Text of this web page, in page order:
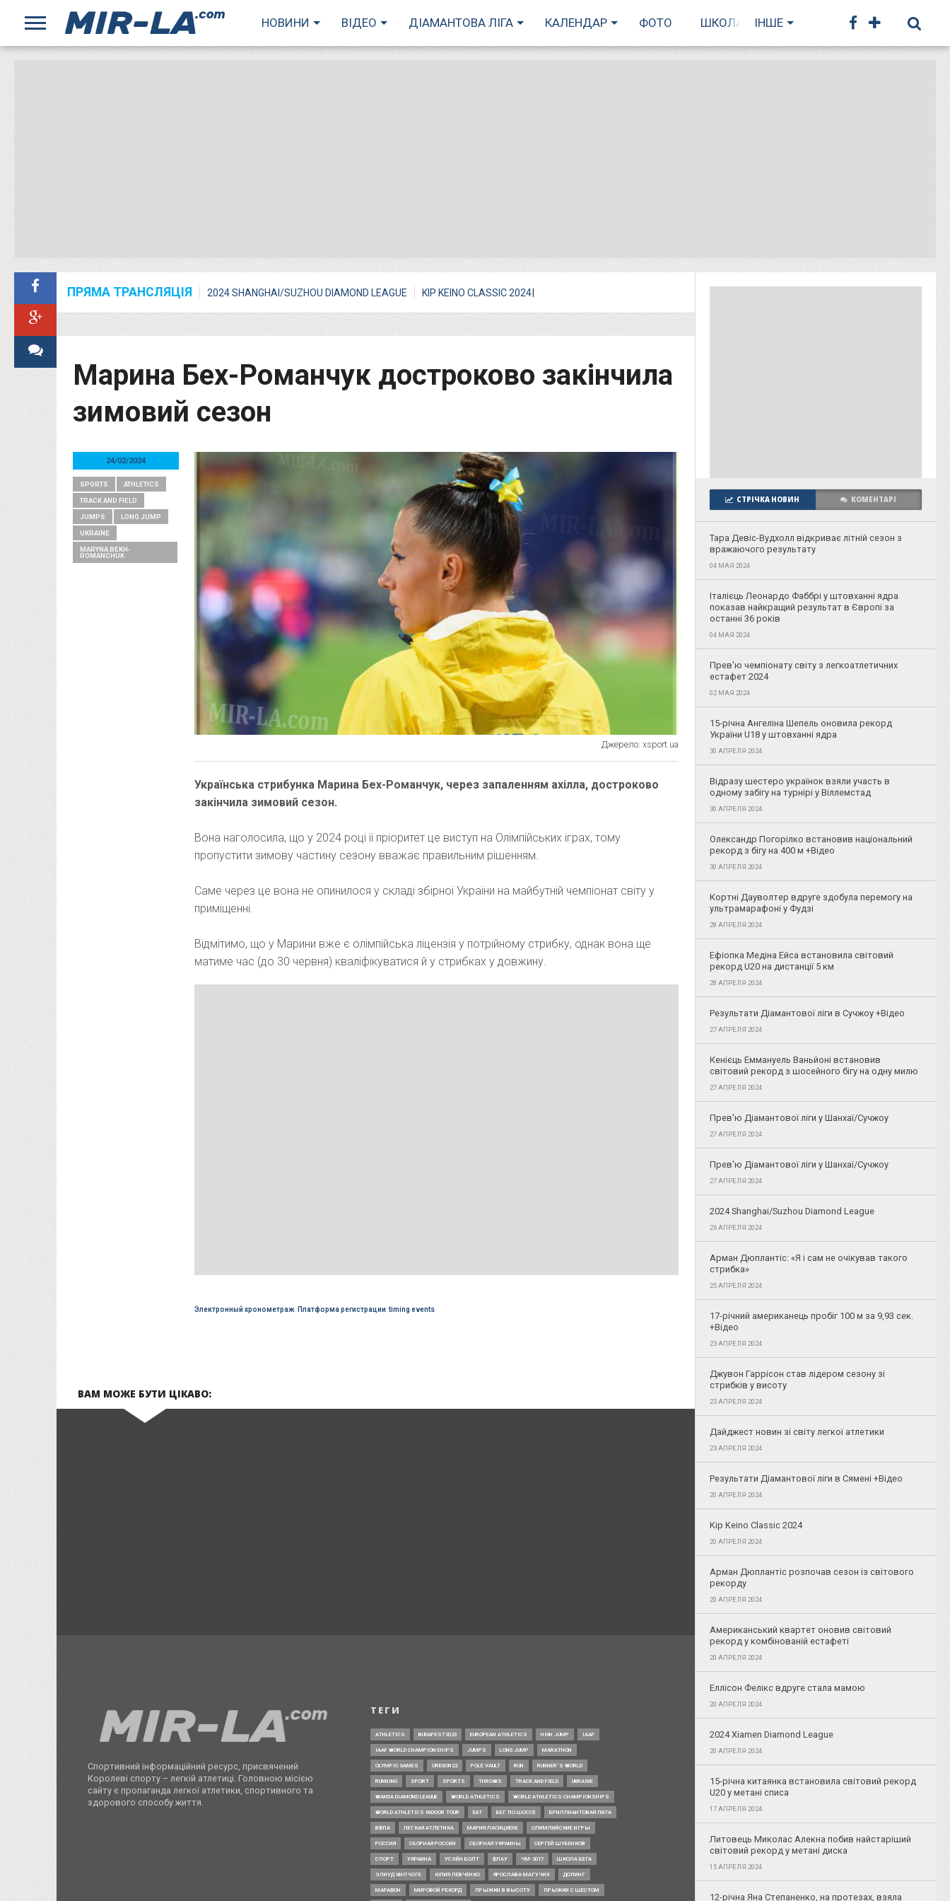
НОВИНИ ВІДЕО ДІАМАНТОВА ЛІГА КАЛЕНДАР ФОТО ШКОЛА БІГУ
ІНШЕ
ПРЯМА ТРАНСЛЯЦІЯ 2024 SHANGHAI/SUZHOU DIAMOND LEAGUE I
KIP KEINO CLASSIC 2024
Марина Бех-Романчук достроково закінчила
зимовий сезон
Джерело: xsport.ua
Українська стрибунка Марина Бех-Романчук, через запаленням ахілла, достроково
закінчила зимовий сезон.
Вона наголосила, що у 2024 році її пріоритет це виступ на Олімпійських іграх, тому
пропустити зимову частину сезону вважає правильним рішенням.
Саме через це вона не опинилося у складі збірної України на майбутній чемпіонат світу у
приміщенні.
Відмітимо, що у Марини вже є олімпійська ліцензія у потрійному стрибку, однак вона ще
матиме час (до 30 червня) кваліфікуватися й у стрибках у довжину.
Электронный хронометраж Платформа регистрации ,timing events
24/02/2024
SPORTS ATHLETICS
TRACK AND FIELD
JUMPS LONG JUMP
UKRAINE
MARYNA BEKH-
ROMANCHUK
ВАМ МОЖЕ БУТИ ЦІКАВО:
СТРІЧКА НОВИН КОМЕНТАРІ
Тара Девіс-Вудхолл відкриває літній сезон з
вражаючого результату
04 МАЯ 2024
Італієць Леонардо Фаббрі у штовханні ядра
показав найкращий результат в Європі за
останні 36 років
04 МАЯ 2024
Прев'ю чемпіонату світу з легкоатлетичних
естафет 2024
02 МАЯ 2024
15-річна Ангеліна Шепель оновила рекорд
України U18 у штовханні ядра
30 АПРЕЛЯ 2024
Відразу шестеро українок взяли участь в
одному забігу на турнірі у Віллемстад
30 АПРЕЛЯ 2024
Олександр Погорілко встановив національний
рекорд з бігу на 400 м +Відео
30 АПРЕЛЯ 2024
Кортні Дауволтер вдруге здобула перемогу на
ультрамарафоні у Фудзі
28 АПРЕЛЯ 2024
Ефіопка Медіна Ейса встановила світовий
рекорд U20 на дистанції 5 км
28 АПРЕЛЯ 2024
Результати Діамантової ліги в Сучжоу +Відео
27 АПРЕЛЯ 2024
Кенієць Еммануель Ваньйоні встановив
світовий рекорд з шосейного бігу на одну милю
27 АПРЕЛЯ 2024
Прев'ю Діамантової ліги у Шанхаї/Сучжоу
27 АПРЕЛЯ 2024
Прев'ю Діамантової ліги у Шанхаї/Сучжоу
27 АПРЕЛЯ 2024
2024 Shanghai/Suzhou Diamond League
26 АПРЕЛЯ 2024
Арман Дюплантіс: «Я і сам не очікував такого
стрибка»
25 АПРЕЛЯ 2024
17-річний американець пробіг 100 м за 9,93 сек.
+Відео
23 АПРЕЛЯ 2024
Джувон Гаррісон став лідером сезону зі
стрибків у висоту
23 АПРЕЛЯ 2024
Дайджест новин зі світу легкої атлетики
23 АПРЕЛЯ 2024
Результати Діамантової ліги в Сямені +Відео
20 АПРЕЛЯ 2024
Kip Keino Classic 2024
20 АПРЕЛЯ 2024
Арман Дюплантіс розпочав сезон із світового
рекорду
20 АПРЕЛЯ 2024
Американський квартет оновив світовий
рекорд у комбінованій естафеті
20 АПРЕЛЯ 2024
Еллісон Фелікс вдруге стала мамою
20 АПРЕЛЯ 2024
2024 Xiamen Diamond League
20 АПРЕЛЯ 2024
15-річна китаянка встановила світовий рекорд
U20 у метані списа
17 АПРЕЛЯ 2024
Литовець Миколас Алекна побив найстаріший
світовий рекорд у метані диска
15 АПРЕЛЯ 2024
12-річна Яна Степаненко, на протезах, взяла
Спортивний інформаційний ресурс, присвячений
Королеві спорту – легкій атлетиці. Головною місією
сайту є пропаганда легкої атлетики, спортивного та
здорового способу життя.
ТЕГИ
ATHLETICS BUDAPEST2023 EUROPEAN ATHLETICS HIGH JUMP IAAF
IAAF WORLD CHAMPIONSHIPS JUMPS LONG JUMP MARATHON
OLYMPIC GAMES OREGON22 POLE VAULT RUN RUNNER’S WORLD
RUNNING SPORT SPORTS THROWS TRACK AND FIELD UKRAINE
WANDA DIAMOND LEAGUE WORLD ATHLETICS WORLD ATHLETICS CHAMPIONSHIPS
WORLD ATHLETICS INDOOR TOUR БЕГ БЕГ ПО ШОССЕ БРИЛЛИАНТОВАЯ ЛИГА
ВФЛА ЛЕГКАЯ АТЛЕТИКА МАРИЯ ЛАСИЦКЕНЕ ОЛИМПИЙСКИЕ ИГРЫ
РОССИЯ СБОРНАЯ РОССИИ СБОРНАЯ УКРАИНЫ СЕРГЕЙ ШУБЕНКОВ
СПОРТ УКРАИНА УСЭЙН БОЛТ ФЛАУ ЧМ-2017 ШКОЛА БЕГА
ЭЛИУД КИПЧОГЕ ЮЛИЯ ЛЕВЧЕНКО ЯРОСЛАВА МАГУЧИХ ДОПИНГ
МАРАФОН МИРОВОЙ РЕКОРД ПРЫЖКИ В ВЫСОТУ ПРЫЖКИ С ШЕСТОМ